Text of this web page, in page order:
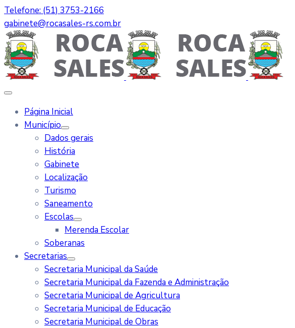
Telefone: (51) 3753-2166
gabinete@rocasales-rs.com.br
Página Inicial
Município
Dados gerais
História
Gabinete
Localização
Turismo
Saneamento
Escolas
Merenda Escolar
Soberanas
Secretarias
Secretaria Municipal da Saúde
Secretaria Municipal da Fazenda e Administração
Secretaria Municipal de Agricultura
Secretaria Municipal de Educação
Secretaria Municipal de Obras